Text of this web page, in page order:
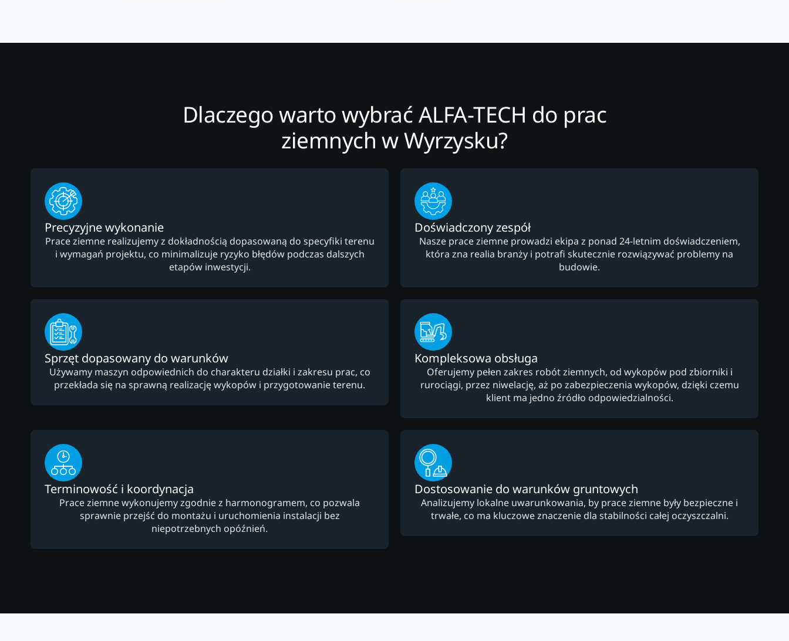
Dlaczego warto wybrać ALFA-TECH do prac
ziemnych w Wyrzysku?
Precyzyjne wykonanie
Prace ziemne realizujemy z dokładnością dopasowaną do specyfiki terenu
i wymagań projektu, co minimalizuje ryzyko błędów podczas dalszych
etapów inwestycji.
Doświadczony zespół
Nasze prace ziemne prowadzi ekipa z ponad 24-letnim doświadczeniem,
która zna realia branży i potrafi skutecznie rozwiązywać problemy na
budowie.
Sprzęt dopasowany do warunków
Używamy maszyn odpowiednich do charakteru działki i zakresu prac, co
przekłada się na sprawną realizację wykopów i przygotowanie terenu.
Kompleksowa obsługa
Oferujemy pełen zakres robót ziemnych, od wykopów pod zbiorniki i
rurociągi, przez niwelację, aż po zabezpieczenia wykopów, dzięki czemu
klient ma jedno źródło odpowiedzialności.
Terminowość i koordynacja
Prace ziemne wykonujemy zgodnie z harmonogramem, co pozwala
sprawnie przejść do montażu i uruchomienia instalacji bez
niepotrzebnych opóźnień.
Dostosowanie do warunków gruntowych
Analizujemy lokalne uwarunkowania, by prace ziemne były bezpieczne i
trwałe, co ma kluczowe znaczenie dla stabilności całej oczyszczalni.